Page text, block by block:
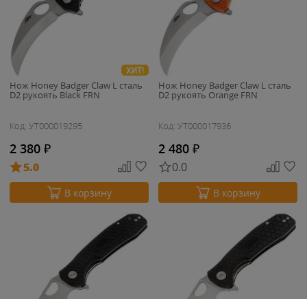
ХИТ!
Нож Honey Badger Claw L сталь
D2 рукоять Black FRN
Код: УТ000019295
2 380 ₽
5.0
В корзину
Нож Honey Badger Claw L сталь
D2 рукоять Orange FRN
Код: УТ000017936
2 480 ₽
0.0
В корзину